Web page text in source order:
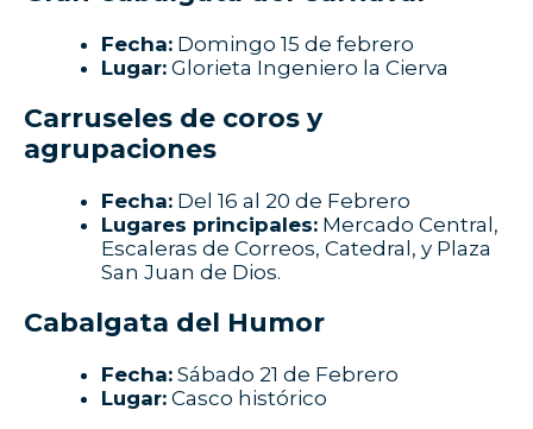
Fecha: Domingo 15 de febrero
Lugar: Glorieta Ingeniero la Cierva
Carruseles de coros y
agrupaciones
Fecha: Del 16 al 20 de Febrero
Lugares principales: Mercado Central,
Escaleras de Correos, Catedral, y Plaza
San Juan de Dios.
Cabalgata del Humor
Fecha: Sábado 21 de Febrero
Lugar: Casco histórico